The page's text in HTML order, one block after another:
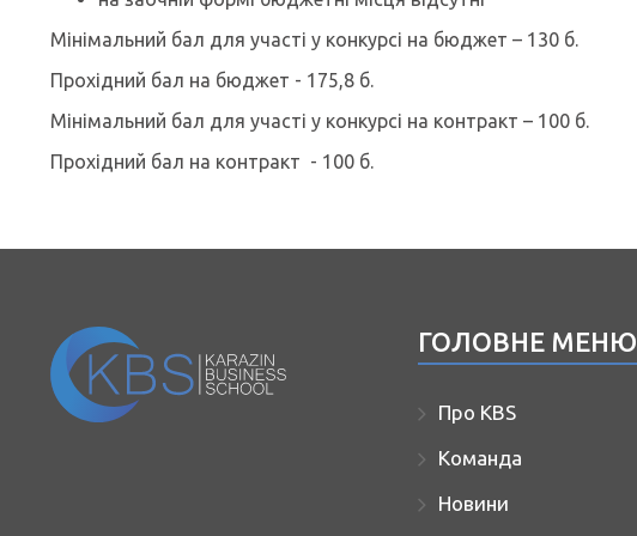
Мінімальний бал для участі у конкурсі на бюджет – 130 б.
Прохідний бал на бюджет - 175,8 б.
Мінімальний бал для участі у конкурсі на контракт – 100 б.
Прохідний бал на контракт - 100 б.
ГОЛОВНЕ МЕНЮ
Про KBS
Команда
Новини